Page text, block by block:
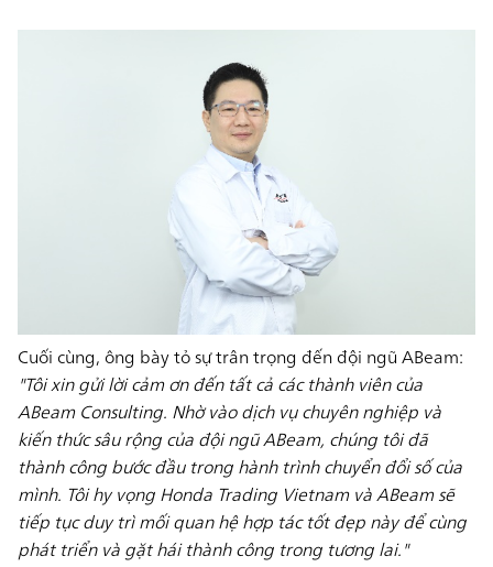
Cuối cùng, ông bày tỏ sự trân trọng đến đội ngũ ABeam:
"Tôi xin gửi lời cảm ơn đến tất cả các thành viên của
ABeam Consulting. Nhờ vào dịch vụ chuyên nghiệp và
kiến thức sâu rộng của đội ngũ ABeam, chúng tôi đã
thành công bước đầu trong hành trình chuyển đổi số của
mình. Tôi hy vọng Honda Trading Vietnam và ABeam sẽ
tiếp tục duy trì mối quan hệ hợp tác tốt đẹp này để cùng
phát triển và gặt hái thành công trong tương lai."